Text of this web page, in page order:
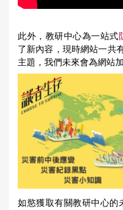
此外，教研中心為一站式
了新內容，現時網站一共
主題，我們未來會為網站
如慾獲取有關教研中心的